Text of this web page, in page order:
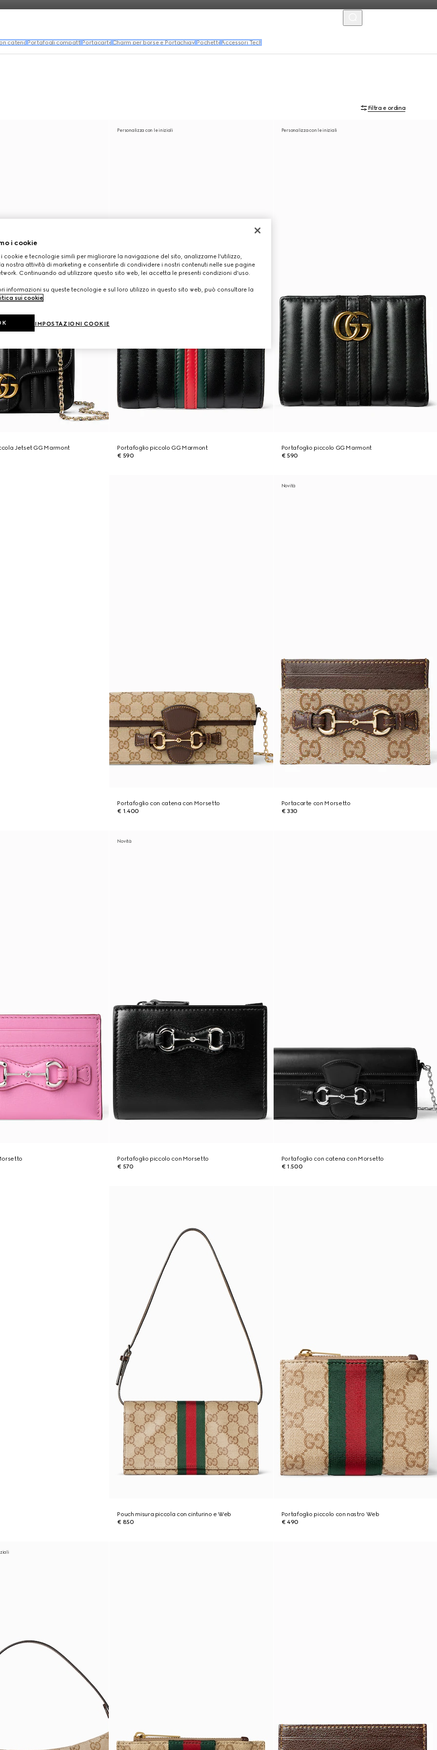
catena Portafogli compatti Portacarte Charm per borse e Portachiavi PochetteAccessori Tech
Filtra e ordina
Jetset GG Marmont
Personalizza con le iniziali
Portafoglio piccolo GG Marmont
€ 590
Personalizza con le iniziali
Portafoglio piccolo GG Marmont
€ 590
Portafoglio con catena con Morsetto
€ 1.400
Novità
Portacarte con Morsetto
€ 330
Novità
Portafoglio piccolo con Morsetto
€ 570
Portafoglio con catena con Morsetto
€ 1.500
Pouch misura piccola con cinturino e Web
€ 850
Portafoglio piccolo con nastro Web
€ 490
i cookie
i cookie e tecnologie simili per migliorare la navigazione del sito, analizzarne l'utilizzo,
nostra attività di marketing e consentirle di condividere i nostri contenuti nelle sue pagine
Continuando ad utilizzare questo sito web, lei accetta le presenti condizioni d'uso.
informazioni su queste tecnologie e sul loro utilizzo in questo sito web, può consultare la
sui cookie.
IMPOSTAZIONI COOKIE